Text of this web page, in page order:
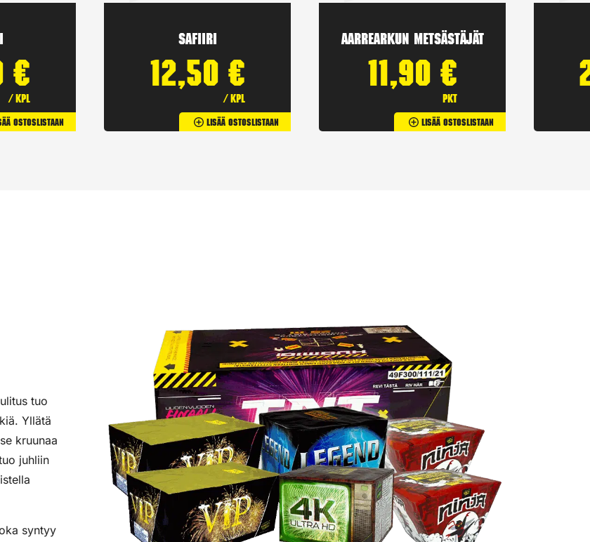
€
/ kpl
Ostoslistaan
Safiiri
12,50 €
/ kpl
Lisää Ostoslistaan
Aarrearkun Metsästäjät
11,90 €
pkt
Lisää Ostoslistaan
tuo
Yllätä
kruunaa
juhliin
syntyy